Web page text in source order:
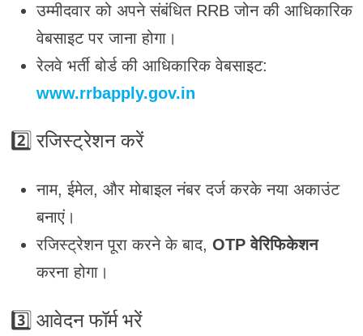
उम्मीदवार को अपने संबंधित RRB जोन की आधिकारिक
वेबसाइट पर जाना होगा।
रेलवे भर्ती बोर्ड की आधिकारिक वेबसाइट:
www.rrbapply.gov.in
2️⃣रजिस्ट्रेशन करें
नाम, ईमेल, और मोबाइल नंबर दर्ज करके नया अकाउंट
बनाएं।
रजिस्ट्रेशन पूरा करने के बाद, OTP वेरिफिकेशन
करना होगा।
3️⃣ आवेदन फॉर्म भरें